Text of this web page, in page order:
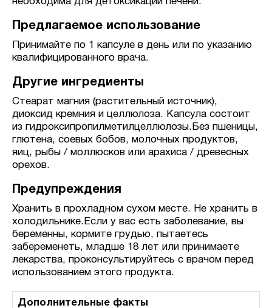
Предлагаемое использование
Принимайте по 1 капсуле в день или по указанию
квалифицированного врача.
Другие ингредиенты
Стеарат магния (растительный источник),
диоксид кремния и целлюлоза. Капсула состоит
из гидроксипропилметилцеллюлозы. Без пшеницы,
глютена, соевых бобов, молочных продуктов,
яиц, рыбы / моллюсков или арахиса / древесных
орехов.
Предупреждения
Хранить в прохладном сухом месте. Не хранить в
холодильнике.Если у вас есть заболевание, вы
беременны, кормите грудью, пытаетесь
забеременеть, младше 18 лет или принимаете
лекарства, проконсультируйтесь с врачом перед
использованием этого продукта.
Дополнительные факты